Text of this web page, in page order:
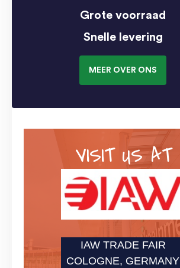
Grote voorraad
Snelle levering
MEER OVER ONS
VISIT US AT
IAW TRADE FAIR
COLOGNE, GERMANY